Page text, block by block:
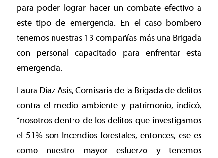
para poder lograr hacer un combate efectivo a
este tipo de emergencia. En el caso bombero
tenemos nuestras 13 compañías más una Brigada
con personal capacitado para enfrentar esta
emergencia.
Laura Díaz Asís, Comisaria de la Brigada de delitos
contra el medio ambiente y patrimonio, indicó,
“nosotros dentro de los delitos que investigamos
el 51% son Incendios forestales, entonces, ese es
como nuestro mayor esfuerzo y tenemos